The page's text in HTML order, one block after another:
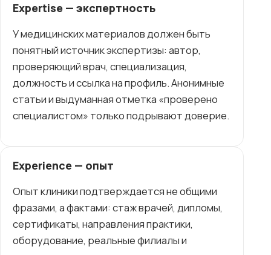
Expertise — экспертность
У медицинских материалов должен быть
понятный источник экспертизы: автор,
проверяющий врач, специализация,
должность и ссылка на профиль. Анонимные
статьи и выдуманная отметка «проверено
специалистом» только подрывают доверие.
Experience — опыт
Опыт клиники подтверждается не общими
фразами, а фактами: стаж врачей, дипломы,
сертификаты, направления практики,
оборудование, реальные филиалы и